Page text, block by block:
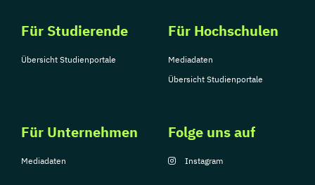
Für Studierende
Übersicht Studienportale
Für Hochschulen
Mediadaten
Übersicht Studienportale
Für Unternehmen
Mediadaten
Folge uns auf
Instagram